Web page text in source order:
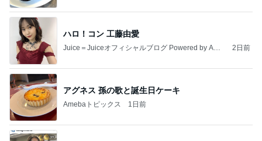
ハロ！コン 工藤由愛
Juice＝Juiceオフィシャルブログ Powered by Ame
2日前
アグネス 孫の歌と誕生日ケーキ
Amebaトピックス 1日前